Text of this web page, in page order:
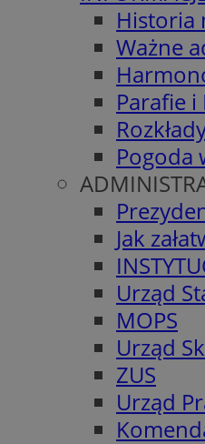
Historia
Ważne
Parafie i
Pogoda
Jak
Urząd
MOPS
Urząd
ZUS
Urząd